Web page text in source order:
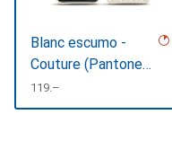
Blanc escumo -
Couture (Pantone
#D6D6D1)
CHF
119.–